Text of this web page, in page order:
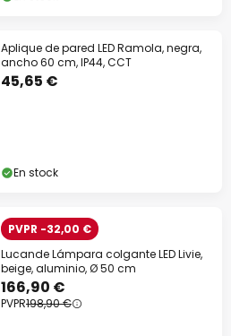
Aplique de pared LED Ramola, negra,
ancho 60 cm, IP44, CCT
45,65 €
En stock
PVPR -32,00 €
Lucande Lámpara colgante LED Livie,
beige, aluminio, Ø 50 cm
166,90 €
PVPR198,90 €